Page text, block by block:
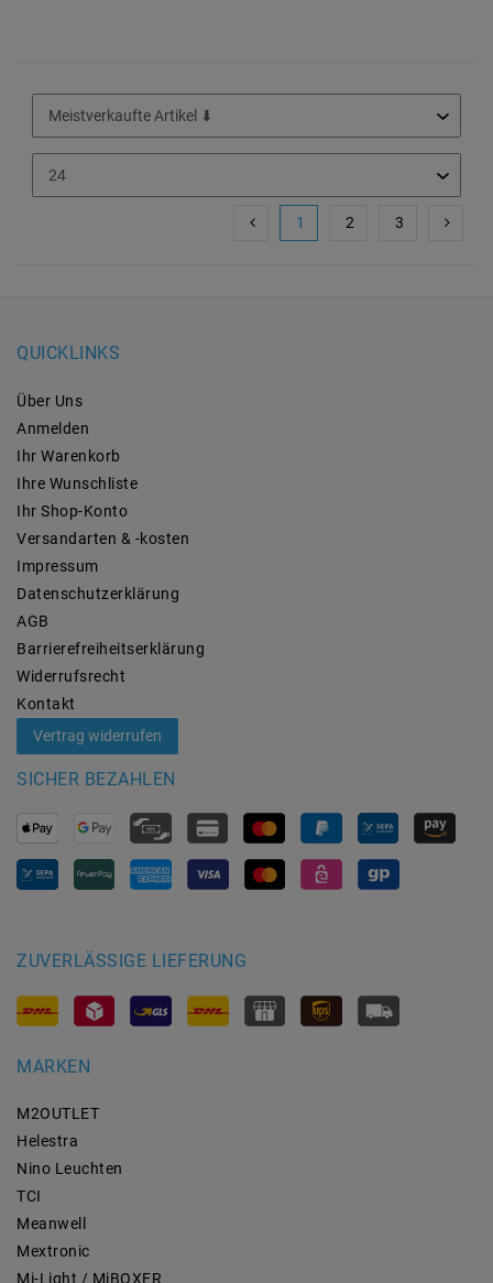
1 2 3
QUICKLINKS
Über Uns
Anmelden
Ihr Warenkorb
Ihre Wunschliste
Ihr Shop-Konto
Versandarten & -kosten
Impressum
Daten­schutz­erklärung
AGB
Barrierefreiheitserklärung
Widerrufs­recht
Kontakt
Vertrag widerrufen
SICHER BEZAHLEN
ZUVERLÄSSIGE LIEFERUNG
MARKEN
M2OUTLET
Helestra
Nino Leuchten
TCI
Meanwell
Mextronic
Mi-Light / MiBOXER